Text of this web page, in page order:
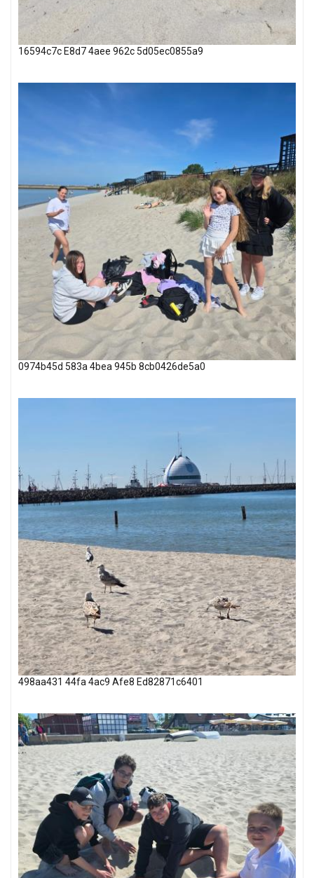
16594c7c E8d7 4aee 962c 5d05ec0855a9
0974b45d 583a 4bea 945b 8cb0426de5a0
498aa431 44fa 4ac9 Afe8 Ed82871c6401